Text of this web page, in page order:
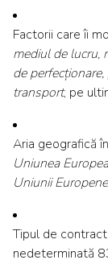
Factorii care îi
mediul de lucru,
de
transport, pe
Aria geografică
Uniunea
Uniunii Europene
Tipul de
nedeterminată